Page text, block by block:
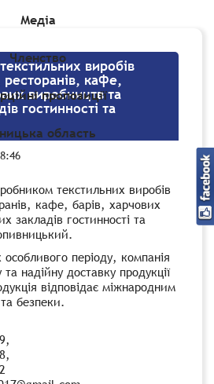
Медіа
Членство
пропозиції
область
виробів
ресторанів, кафе,
виробництв та
гостинності та
текстильних виробів
кафе, барів, харчових
закладів гостинності та
періоду, компанія
надійну доставку продукції
відповідає міжнародним
безпеки.